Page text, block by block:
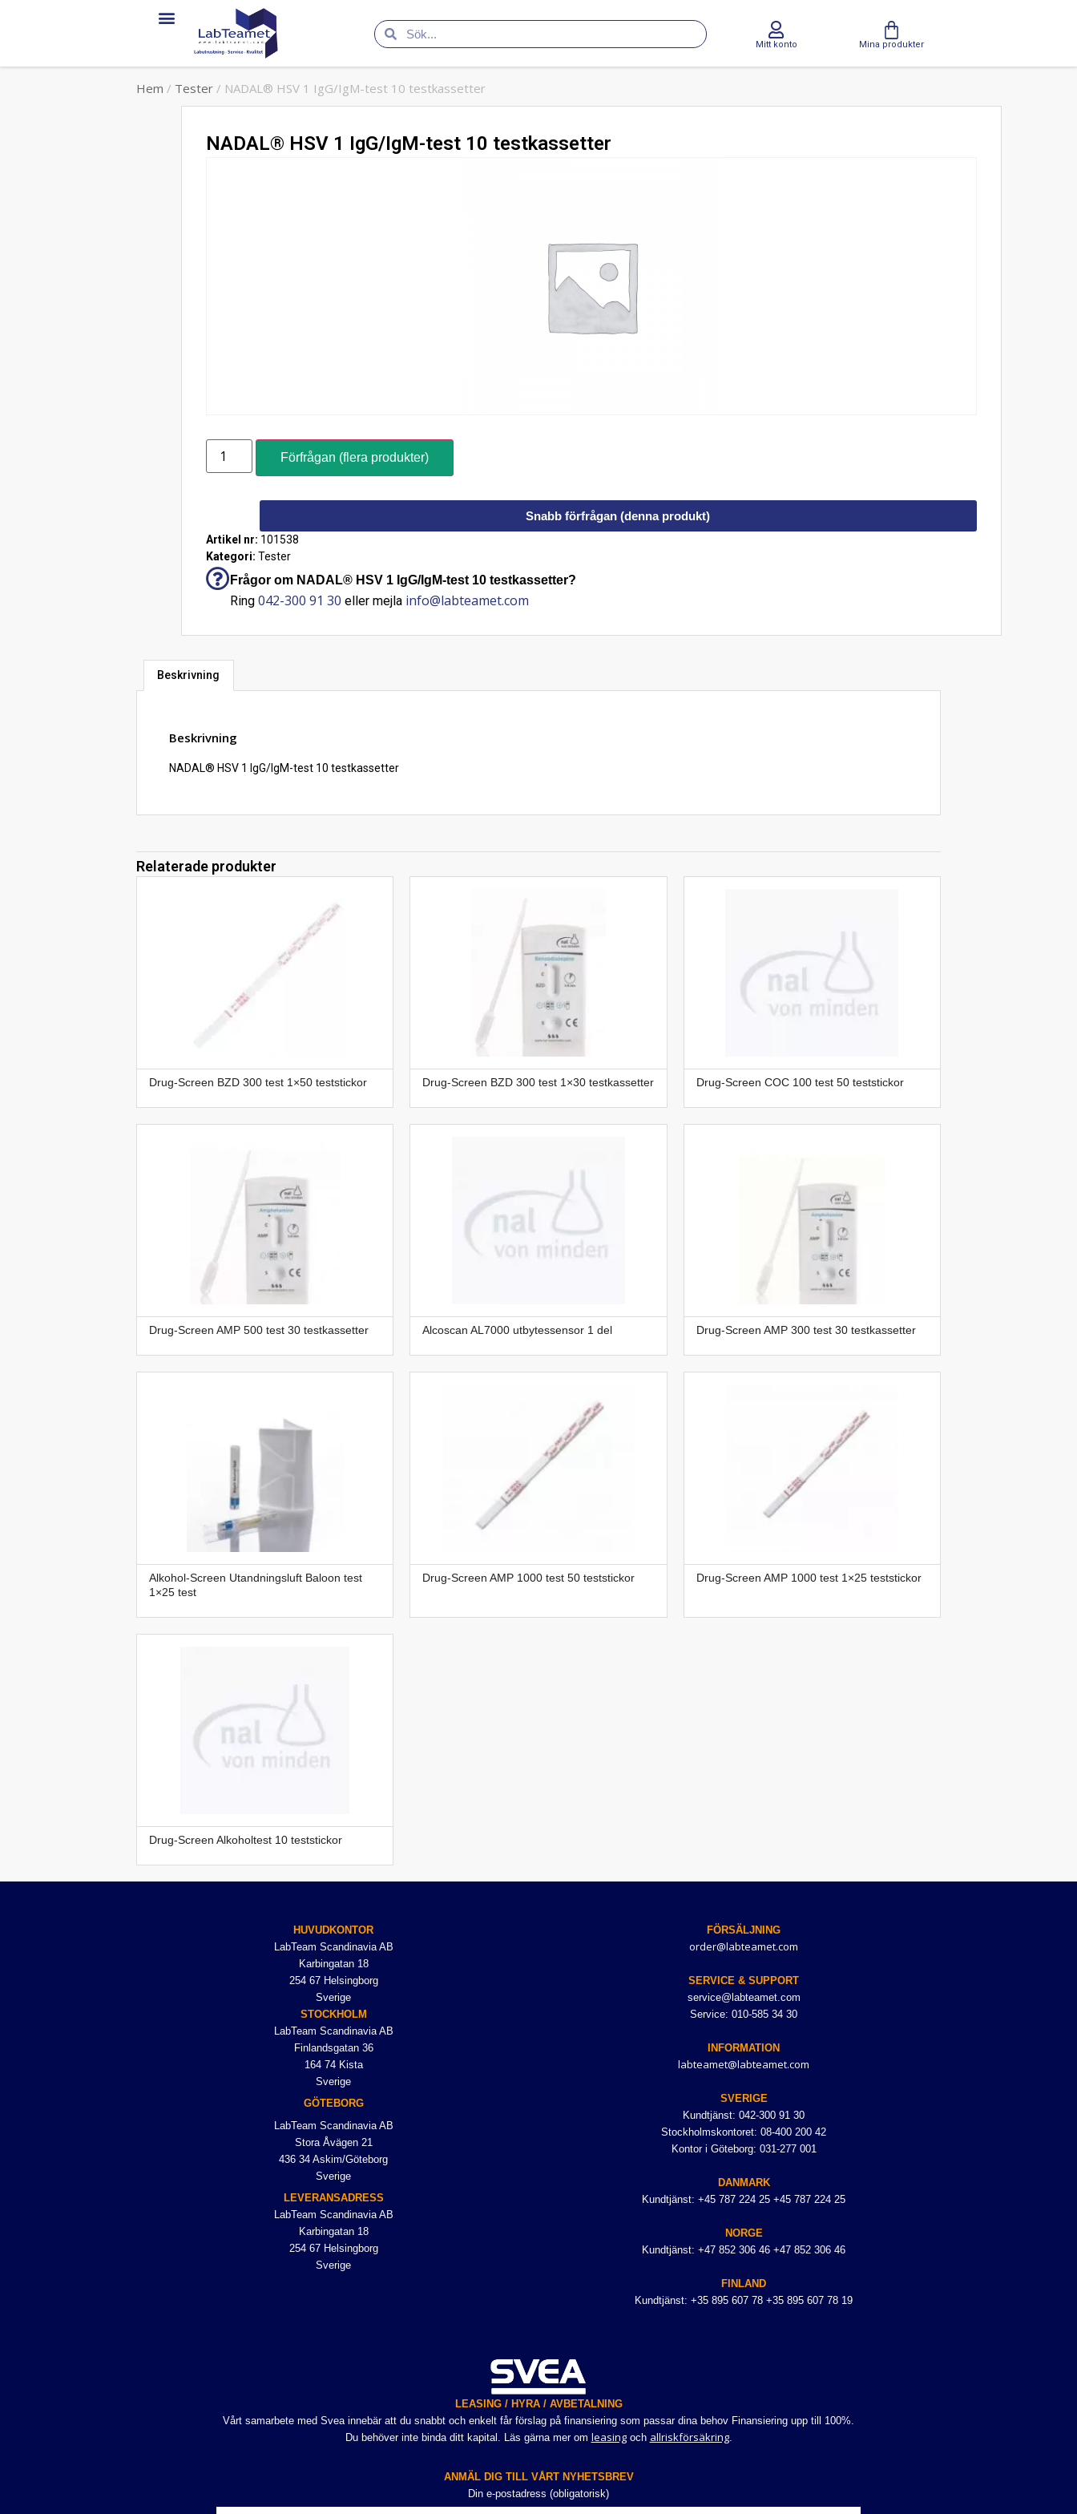
Mitt konto Mina produkter
Hem / Tester / NADAL® HSV 1 IgG/IgM-test 10 testkassetter
NADAL® HSV 1 IgG/IgM-test 10 testkassetter
Förfrågan (flera produkter)
Snabb förfrågan (denna produkt)
Artikel nr: 101538
Kategori: Tester
Frågor om NADAL® HSV 1 IgG/IgM-test 10 testkassetter?
Ring 042-300 91 30 eller mejla info@labteamet.com
Beskrivning
Beskrivning
NADAL® HSV 1 IgG/IgM-test 10 testkassetter
Relaterade produkter
Drug-Screen BZD 300 test 1×50 teststickor Drug-Screen BZD 300 test 1×30 testkassetter Drug-Screen COC 100 test 50 teststickor
Drug-Screen AMP 500 test 30 testkassetter Alcoscan AL7000 utbytessensor 1 del Drug-Screen AMP 300 test 30 testkassetter
Alkohol-Screen Utandningsluft Baloon test
1×25 test
Drug-Screen AMP 1000 test 50 teststickor Drug-Screen AMP 1000 test 1×25 teststickor
Drug-Screen Alkoholtest 10 teststickor
HUVUDKONTOR
LabTeam Scandinavia AB
Karbingatan 18
254 67 Helsingborg
Sverige
STOCKHOLM
LabTeam Scandinavia AB
Finlandsgatan 36
164 74 Kista
Sverige
GÖTEBORG
LabTeam Scandinavia AB
Stora Åvägen 21
436 34 Askim/Göteborg
Sverige
LEVERANSADRESS
LabTeam Scandinavia AB
Karbingatan 18
254 67 Helsingborg
Sverige
FÖRSÄLJNING
order@labteamet.com
SERVICE & SUPPORT
service@labteamet.com
Service: 010-585 34 30
INFORMATION
labteamet@labteamet.com
SVERIGE
Kundtjänst: 042-300 91 30
Stockholmskontoret: 08-400 200 42
Kontor i Göteborg: 031-277 001
DANMARK
Kundtjänst: +45 787 224 25 +45 787 224 25
NORGE
Kundtjänst: +47 852 306 46 +47 852 306 46
FINLAND
Kundtjänst: +35 895 607 78 +35 895 607 78 19
LEASING / HYRA / AVBETALNING
Vårt samarbete med Svea innebär att du snabbt och enkelt får förslag på finansiering som passar dina behov Finansiering upp till 100%.
Du behöver inte binda ditt kapital. Läs gärna mer om leasingoch allriskförsäkring.
ANMÄL DIG TILL VÅRT NYHETSBREV
Din e-postadress (obligatorisk)